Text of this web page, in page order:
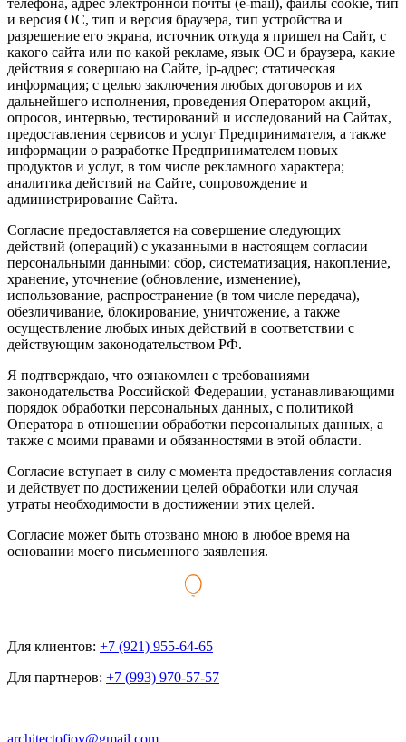
и версия ОС, тип и версия браузера, тип устройства и
разрешение его экрана, источник откуда я пришел на Сайт, с
какого сайта или по какой рекламе, язык ОС и браузера, какие
действия я совершаю на Сайте, ip-адрес; статическая
информация; с целью заключения любых договоров и их
дальнейшего исполнения, проведения Оператором акций,
опросов, интервью, тестирований и исследований на Сайтах,
предоставления сервисов и услуг Предпринимателя, а также
информации о разработке Предпринимателем новых
продуктов и услуг, в том числе рекламного характера;
аналитика действий на Сайте, сопровождение и
администрирование Сайта.
Согласие предоставляется на совершение следующих
действий (операций) с указанными в настоящем согласии
персональными данными: сбор, систематизация, накопление,
хранение, уточнение (обновление, изменение),
использование, распространение (в том числе передача),
обезличивание, блокирование, уничтожение, а также
осуществление любых иных действий в соответствии с
действующим законодательством РФ.
Я подтверждаю, что ознакомлен с требованиями
законодательства Российской Федерации, устанавливающими
порядок обработки персональных данных, с политикой
Оператора в отношении обработки персональных данных, а
также с моими правами и обязанностями в этой области.
Согласие вступает в силу с момента предоставления согласия
и действует по достижении целей обработки или случая
утраты необходимости в достижении этих целей.
Согласие может быть отозвано мною в любое время на
основании моего письменного заявления.
Для клиентов: +7 (921) 955-64-65
Для партнеров: +7 (993) 970-57-57
architectofjoy@gmail.com